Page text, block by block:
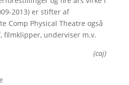
2013) er stifter af
Comp Physical Theatre også
filmklipper, underviser m.v.
(caj)